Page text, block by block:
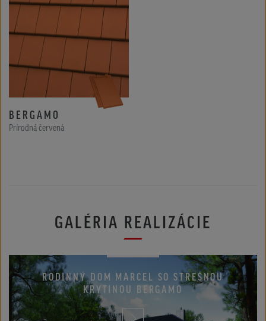
BERGAMO
Prírodná červená
GALÉRIA REALIZÁCIE
RODINNÝ DOM MARCEL SO STREŠNOU
KRYTINOU BERGAMO